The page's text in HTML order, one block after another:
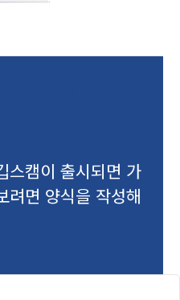
스캠이 출시되면 가
려면 양식을 작성해